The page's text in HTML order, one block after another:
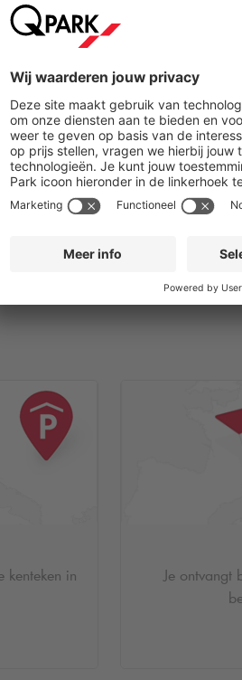
de parkeergarage vind je het
vanaf de snelweg.
een parkeerplaats. Er wordt geen
(ook met laadpaal) parkeren.
tarief dat de aanbieder van je
in- en uitrijden op basis
kenteken in
Je ontvangt